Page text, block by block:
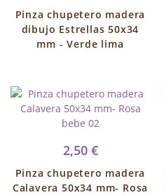
Pinza chupetero madera
dibujo Estrellas 50x34
mm - Verde lima
2,50 €
Pinza chupetero madera
Calavera 50x34 mm- Rosa